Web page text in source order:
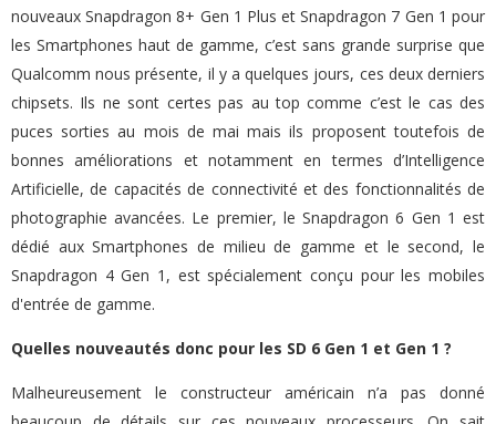
nouveaux Snapdragon 8+ Gen 1 Plus et Snapdragon 7 Gen 1 pour
les Smartphones haut de gamme, c’est sans grande surprise que
Qualcomm nous présente, il y a quelques jours, ces deux derniers
chipsets. Ils ne sont certes pas au top comme c’est le cas des
puces sorties au mois de mai mais ils proposent toutefois de
bonnes améliorations et notamment en termes d’Intelligence
Artificielle, de capacités de connectivité et des fonctionnalités de
photographie avancées. Le premier, le Snapdragon 6 Gen 1 est
dédié aux Smartphones de milieu de gamme et le second, le
Snapdragon 4 Gen 1, est spécialement conçu pour les mobiles
d'entrée de gamme.
Quelles nouveautés donc pour les SD 6 Gen 1 et Gen 1 ?
Malheureusement le constructeur américain n’a pas donné